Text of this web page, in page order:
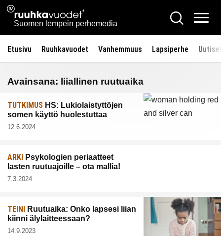
Siirry
sisältöön
Ruuhkavuodet.fi
Suomen lempein perhemedia
Hae
Etusivu Ruuhkavuodet Vanhemmuus Lapsiperhe
Avainsana: liiallinen ruutuaika
TUTKIMUS HS: Lukiolaistyttöjen
somen käyttö huolestuttaa
12.6.2024
ARKI Psykologien periaatteet
lasten ruutuajoille – ota mallia!
7.3.2024
TEINI Ruutuaika: Onko lapsesi liian
kiinni älylaitteessaan?
14.9.2023